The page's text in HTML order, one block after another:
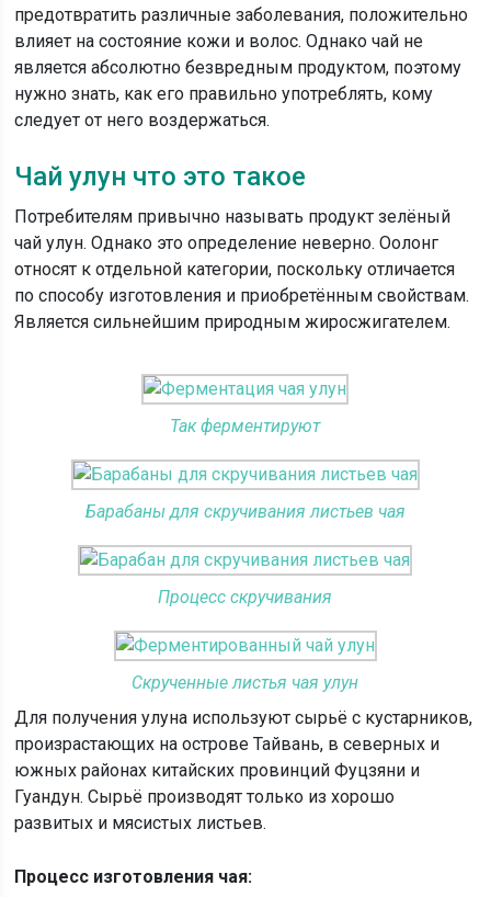
предотвратить различные заболевания, положительно
влияет на состояние кожи и волос. Однако чай не
является абсолютно безвредным продуктом, поэтому
нужно знать, как его правильно употреблять, кому
следует от него воздержаться.
Чай улун что это такое
Потребителям привычно называть продукт зелёный
чай улун. Однако это определение неверно. Оолонг
относят к отдельной категории, поскольку отличается
по способу изготовления и приобретённым свойствам.
Является сильнейшим природным жиросжигателем.
Так ферментируют
Барабаны для скручивания листьев чая
Процесс скручивания
Скрученные листья чая улун
Для получения улуна используют сырьё с кустарников,
произрастающих на острове Тайвань, в северных и
южных районах китайских провинций Фуцзяни и
Гуандун. Сырьё производят только из хорошо
развитых и мясистых листьев.
Процесс изготовления чая: